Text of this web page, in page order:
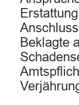
Beklagte